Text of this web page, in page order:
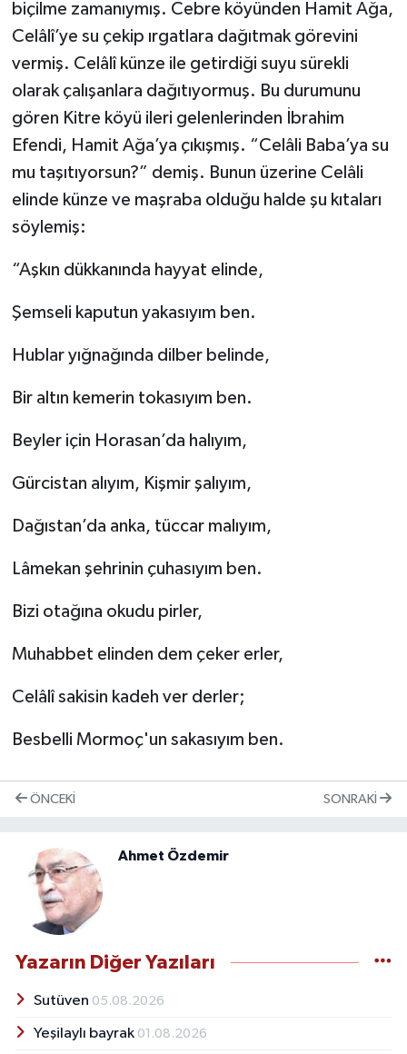
biçilme zamanıymış. Cebre köyünden Hamit Ağa,
Celâlî’ye su çekip ırgatlara dağıtmak görevini
vermiş. Celâlî künze ile getirdiği suyu sürekli
olarak çalışanlara dağıtıyormuş. Bu durumunu
gören Kitre köyü ileri gelenlerinden İbrahim
Efendi, Hamit Ağa’ya çıkışmış. “Celâli Baba’ya su
mu taşıtıyorsun?” demiş. Bunun üzerine Celâli
elinde künze ve maşraba olduğu halde şu kıtaları
söylemiş:
“Aşkın dükkanında hayyat elinde,
Şemseli kaputun yakasıyım ben.
Hublar yığnağında dilber belinde,
Bir altın kemerin tokasıyım ben.
Beyler için Horasan’da halıyım,
Gürcistan alıyım, Kişmir şalıyım,
Dağıstan’da anka, tüccar malıyım,
Lâmekan şehrinin çuhasıyım ben.
Bizi otağına okudu pirler,
Muhabbet elinden dem çeker erler,
Celâlî sakisin kadeh ver derler;
Besbelli Mormoç'un sakasıyım ben.
ÖNCEKI SONRAKI
Ahmet Özdemir
Yazarın Diğer Yazıları
Sutüven 05.08.2026
Yeşilaylı bayrak 01.08.2026